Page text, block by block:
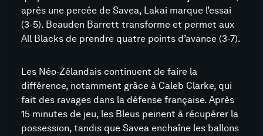
après une percée de Savea, Lakai marque l’essai
(3-5). Beauden Barrett transforme et permet aux
All Blacks de prendre quatre points d’avance (3-7).
Les Néo-Zélandais continuent de faire la
différence, notamment grâce à Caleb Clarke, qui
fait des ravages dans la défense française. Après
15 minutes de jeu, les Bleus peinent à récupérer la
possession, tandis que Savea enchaîne les ballons